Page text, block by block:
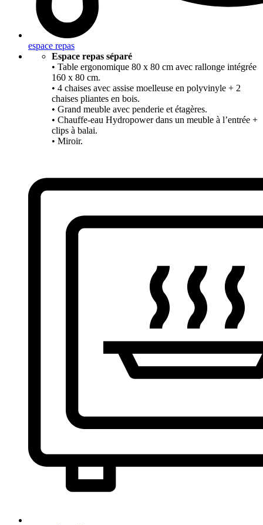
espace repas
Espace repas séparé
• Table ergonomique 80 x 80 cm avec rallonge intégrée
160 x 80 cm.
• 4 chaises avec assise moelleuse en polyvinyle + 2
chaises pliantes en bois.
• Grand meuble avec penderie et étagères.
• Chauffe-eau Hydropower dans un meuble à l’entrée +
clips à balai.
• Miroir.